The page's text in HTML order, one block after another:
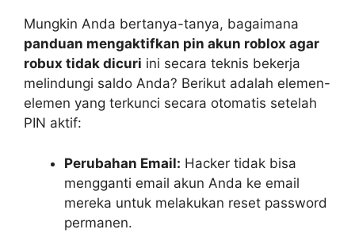
Mungkin Anda bertanya-tanya, bagaimana
panduan mengaktifkan pin akun roblox agar
robux tidak dicuri ini secara teknis bekerja
melindungi saldo Anda? Berikut adalah elemen-
elemen yang terkunci secara otomatis setelah
PIN aktif:
Perubahan Email: Hacker tidak bisa
mengganti email akun Anda ke email
mereka untuk melakukan reset password
permanen.